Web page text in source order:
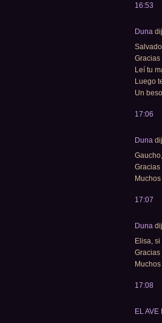
16:53
Duna
Gracias
Leí tu
Luego
Un
17:06
Duna
Gracias
17:07
Duna
Elisa,
Gracias
17:08
EL